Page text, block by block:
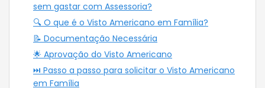
sem gastar com Assessoria?
🔍 O que é o Visto Americano em Família?
📝 Documentação Necessária
🌟 Aprovação do Visto Americano
⏭️ Passo a passo para solicitar o Visto Americano
em Família